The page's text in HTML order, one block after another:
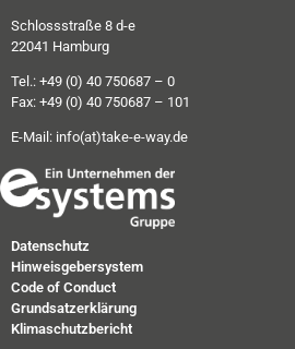
Schlossstraße 8 d-e
22041 Hamburg
Tel.: +49 (0) 40 750687 – 0
Fax: +49 (0) 40 750687 – 101
E-Mail: info(at)take-e-way.de
Datenschutz
Hinweisgebersystem
Code of Conduct
Grundsatzerklärung
Klimaschutzbericht